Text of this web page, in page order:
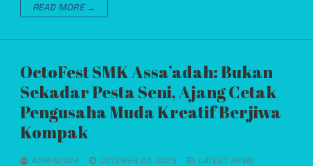
READ MORE →
OctoFest SMK Assa’adah: Bukan
Sekadar Pesta Seni, Ajang Cetak
Pengusaha Muda Kreatif Berjiwa
Kompak
ADMIN2024 OCTOBER 23, 2025 LATEST NEWS